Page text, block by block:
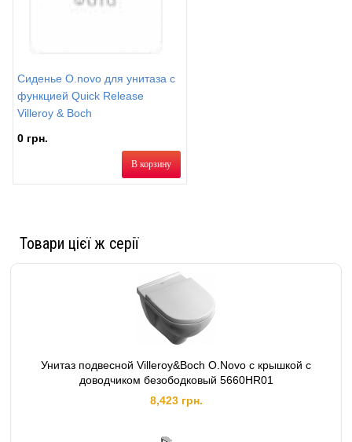
Сиденье O.novo для унитаза с
функцией Quick Release
Villeroy & Boch
0 грн.
В корзину
Товари цієї ж серії
Унитаз подвесной Villeroy&Boch O.Novo с крышкой с
доводчиком безободковый 5660HR01
8,423 грн.